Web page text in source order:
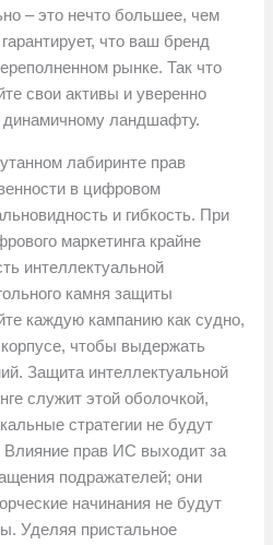
– это нечто большее, чем
что ваш бренд
рынке. Так что
свои активы и уверенно
ландшафту.
лабиринте прав
в цифровом
и гибкость. При
маркетинга крайне
интеллектуальной
камня защиты
каждую кампанию как судно,
чтобы выдержать
Защита интеллектуальной
служит этой оболочкой,
стратегии не будут
прав ИС выходит за
подражателей; они
начинания не будут
Уделяя пристальное